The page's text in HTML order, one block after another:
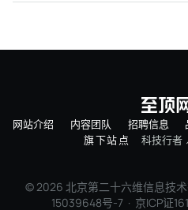
网站介绍 内容团队 招聘信息
旗下站点
科技行者
© 2026 北京第二十六维信息技
15039648号-7 · 京ICP证